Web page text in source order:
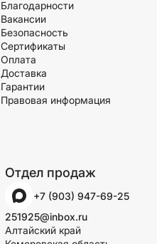
Благодарности
Вакансии
Безопасность
Сертификаты
Оплата
Доставка
Гарантии
Правовая информация
Отдел продаж
+7 (903) 947-69-25
251925@inbox.ru
Алтайский край